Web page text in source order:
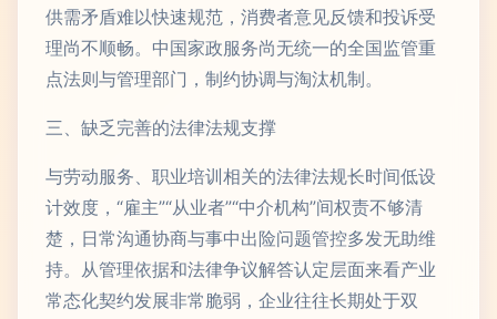
供需矛盾难以快速规范，消费者意见反馈和投诉受
理尚不顺畅。中国家政服务尚无统一的全国监管重
点法则与管理部门，制约协调与淘汰机制。
三、缺乏完善的法律法规支撑
与劳动服务、职业培训相关的法律法规长时间低设
计效度，“雇主”“从业者”“中介机构”间权责不够清
楚，日常沟通协商与事中出险问题管控多发无助维
持。从管理依据和法律争议解答认定层面来看产业
常态化契约发展非常脆弱，企业往往长期处于双